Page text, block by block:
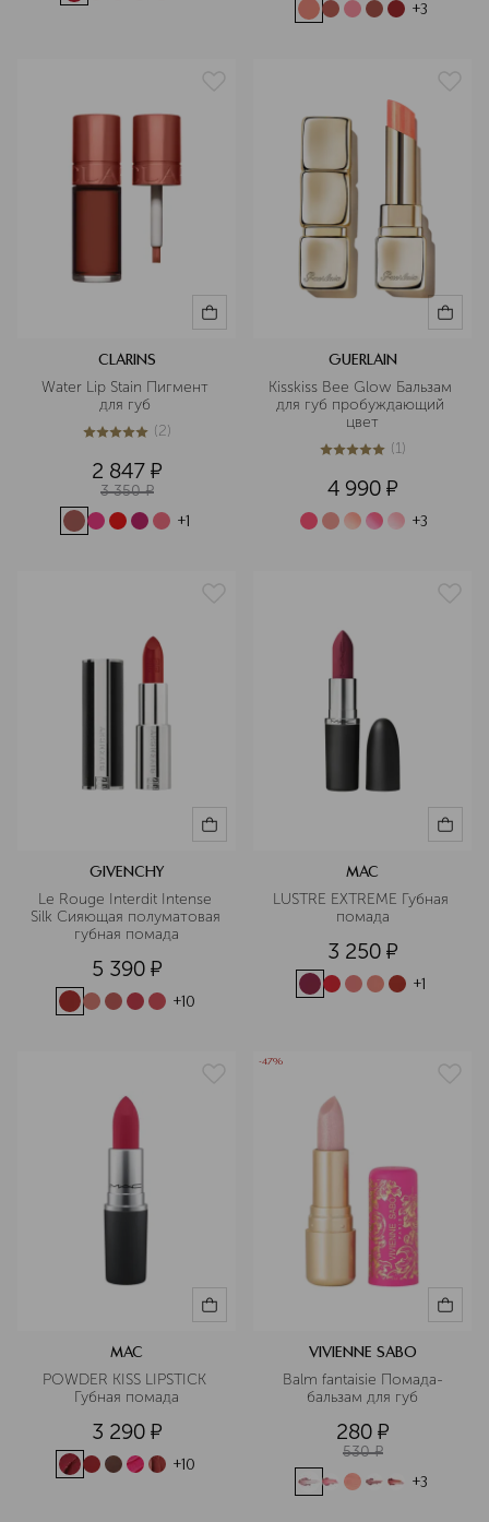
+3
CLARINS
Water Lip Stain Пигмент
5из 52 (2)
2 847 ¤
3 350 ¤
+1
GUERLAIN
Kisskiss Bee Glow Бальзам
для губ пробуждающий
цвет
5из 51 (1)
4 990 ¤
+3
GIVENCHY
Le Rouge Interdit Intense
Silk Сияющая полуматовая
губная помада
5 390 ¤
+10
MAC
LUSTRE EXTREME Губная
помада
3 250 ¤
+1
MAC
POWDER KISS LIPSTICK
Губная помада
3 290 ¤
+10
-47%
VIVIENNE SABO
Balm fantaisie Помада-
бальзам для губ
280 ¤
530 ¤
+3